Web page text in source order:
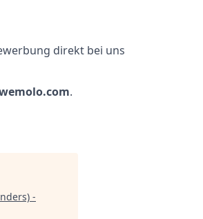
direkt bei uns
.
-